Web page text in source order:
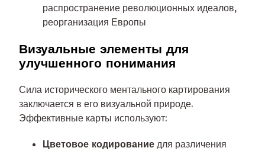
распространение революционных идеалов,
реорганизация Европы
Визуальные элементы для
улучшенного понимания
Сила исторического ментального картирования
заключается в его визуальной природе.
Эффективные карты используют:
Цветовое кодирование для различения